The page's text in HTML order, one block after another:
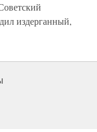
издерганный,